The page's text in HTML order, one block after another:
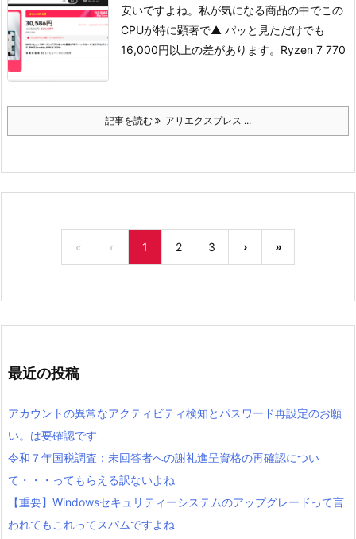
安いですよね。 私が気になる商品の中でこの
CPUが特に顕著で▲ パッと見ただけでも
16,000円以上の差があります。 Ryzen 7 770
記事を読む アリエクスプレス ...
« ‹ 1 2 3 › »
最近の投稿
アカウントの異常なアクティビティ検知とパスワード再設定のお願
い。は要確認です
令和７年国税調査：未回答者への謝礼進呈資格の再確認につい
て・・・ってもらえる訳ないよね
【重要】Windowsセキュリティーシステムのアップグレードって言
われてもこれってスパムですよね